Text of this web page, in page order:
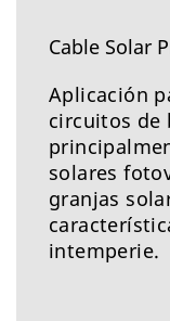
Cable Solar
Aplicación
circuitos de
solares
granjas
intemperie.